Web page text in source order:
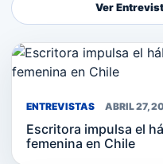
Ver
ENTREVISTAS ABRIL 27,
Escritora impulsa el
femenina en Chile